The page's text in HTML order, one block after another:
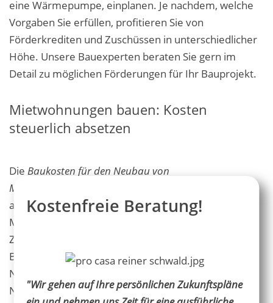
eine Wärmepumpe, einplanen. Je nachdem, welche
Vorgaben Sie erfüllen, profitieren Sie von
Förderkrediten und Zuschüssen in unterschiedlicher
Höhe. Unsere Bauexperten beraten Sie gern im
Detail zu möglichen Förderungen für Ihr Bauprojekt.
Mietwohnungen bauen: Kosten
steuerlich absetzen
Die Baukosten für den Neubau von
Mehrfamilienhäusern
absetzbar. Sie können die Steuern, die auf Ihre
Mieteinnahmen anfallen, mit den damit in
Zusammenhang stehenden Kosten verrechnen.
Bereits während der Bauplanung lassen sich die
Nebenkosten steuerlich absetzen. Diese umfassen
Notargebühren, Grundbuchkosten,
Kostenfreie Beratung!
"Wir gehen auf Ihre persönlichen Zukunftspläne